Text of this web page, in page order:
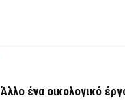
ένα οικολογικό